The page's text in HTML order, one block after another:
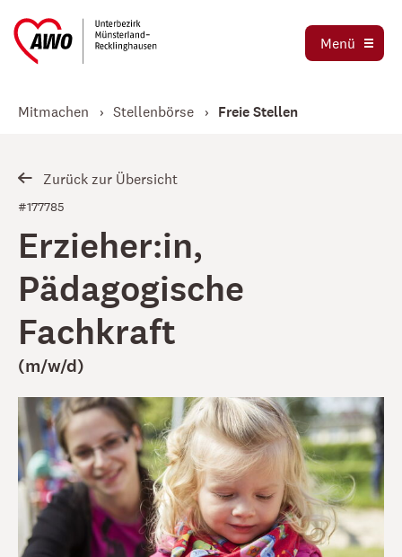
Menü
Organigramm
Betriebsrat
Kooperationen und Kooperationspartner
Ausbildung und Praktika
Jetzt spenden
Mitmachen Stellenbörse Freie Stellen
Zurück zur Übersicht
#177785
Erzieher:in,
Pädagogische
Fachkraft
(m/w/d)